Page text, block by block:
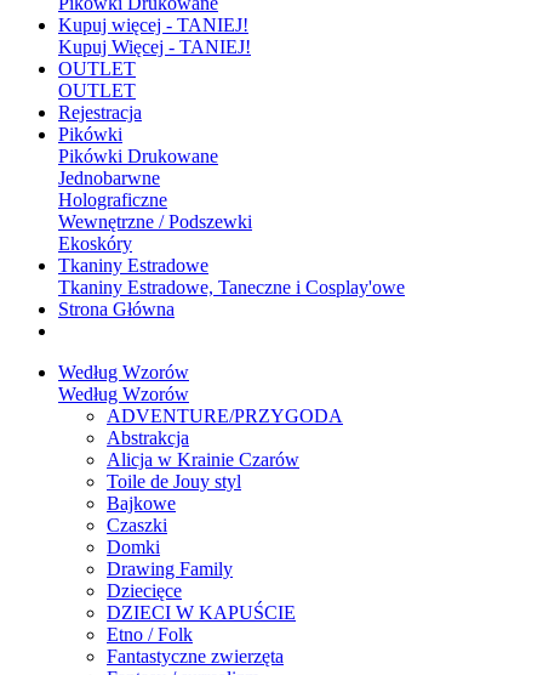
Kupuj więcej - TANIEJ!
Kupuj Więcej - TANIEJ!
OUTLET
OUTLET
Rejestracja
Pikówki
Pikówki Drukowane
Jednobarwne
Holograficzne
Wewnętrzne / Podszewki
Ekoskóry
Tkaniny Estradowe
Tkaniny Estradowe, Taneczne i Cosplay'owe
Strona Główna
Według Wzorów
Według Wzorów
ADVENTURE/PRZYGODA
Abstrakcja
Alicja w Krainie Czarów
Toile de Jouy styl
Bajkowe
Czaszki
Domki
Drawing Family
Dziecięce
DZIECI W KAPUŚCIE
Etno / Folk
Fantastyczne zwierzęta